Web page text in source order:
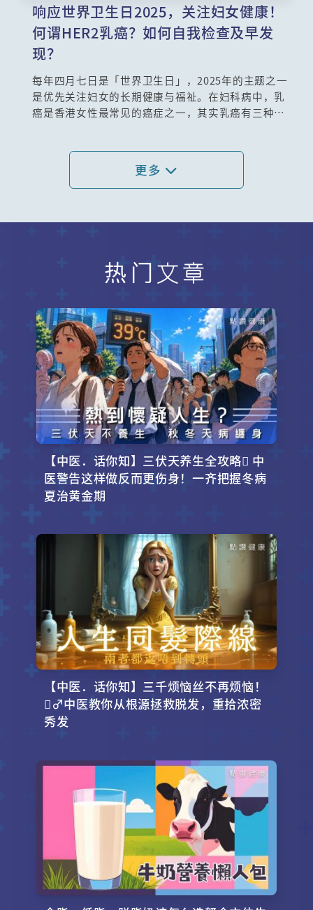
响应世界卫生日2025，关注妇女健康！
何谓HER2乳癌？如何自我检查及早发
现？
每年四月七日是「世界卫生日」，2025年的主题之一
是优先关注妇女的长期健康与福祉。在妇科病中，乳
癌是香港女性最常见的癌症之一，其实乳癌有三种分
能无药可治的困境，从而大大提高了患者的存活率。
一齐听听临床肿瘤科专科关永康医生的详尽讲解。
更多
热门文章
【中医．话你知】三伏天养生全攻略 中
医警告这样做反而更伤身！一齐把握冬病
夏治黄金期
【中医．话你知】三千烦恼丝不再烦恼！
‍♂️中医教你从根源拯救脱发，重拾浓密
秀发